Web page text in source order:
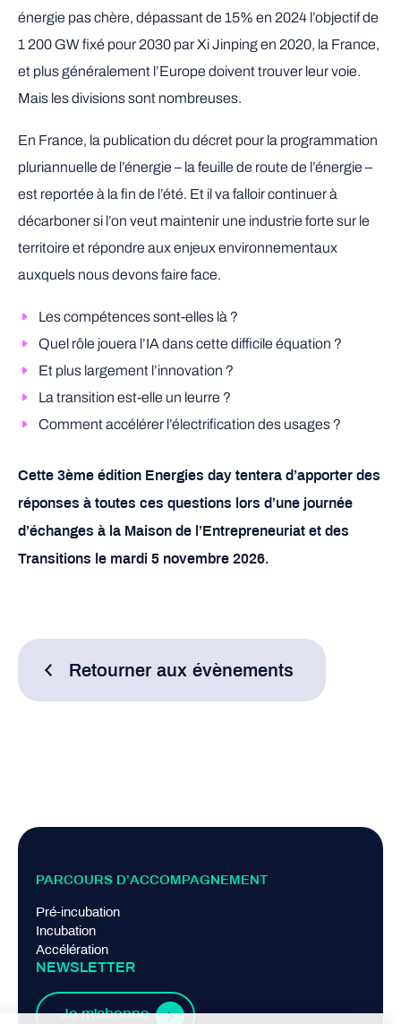
énergie pas chère, dépassant de 15% en 2024 l’objectif de
1 200 GW fixé pour 2030 par Xi Jinping en 2020, la France,
et plus généralement l’Europe doivent trouver leur voie.
Mais les divisions sont nombreuses.
En France, la publication du décret pour la programmation
pluriannuelle de l’énergie – la feuille de route de l’énergie –
est reportée à la fin de l’été. Et il va falloir continuer à
décarboner si l’on veut maintenir une industrie forte sur le
territoire et répondre aux enjeux environnementaux
auxquels nous devons faire face.
Les compétences sont-elles là ?
Quel rôle jouera l’IA dans cette difficile équation ?
Et plus largement l’innovation ?
La transition est-elle un leurre ?
Comment accélérer l’électrification des usages ?
Cette 3ème édition Energies day tentera d’apporter des
réponses à toutes ces questions lors d’une journée
d’échanges à la Maison de l’Entrepreneuriat et des
Transitions le mardi 5 novembre 2026.
Retourner aux évènements
PARCOURS D’ACCOMPAGNEMENT
Pré-incubation
Incubation
Accélération
NEWSLETTER
Je m'abonne